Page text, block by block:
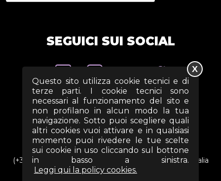
(+39) 06 69352313 - Via Arezzo n. 18 - 00161- Roma - Italia
SEGUICI SUI SOCIAL
Questo sito utilizza cookie tecnici e di
terze parti. I cookie tecnici sono
necessari al funzionamento del sito e
non profilano in alcun modo la tua
navigazione. Sotto puoi scegliere quali
altri cookies vuoi attivare e in qualsiasi
momento puoi rivedere le tue scelte
sui cookie in uso cliccando sul bottone
in basso a sinistra.
Leggi qui la policy cookies.
X